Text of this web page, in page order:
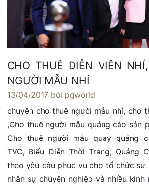
CHO THUÊ DIỄN VIÊN
NGƯỜI MẪU NHÍ
13/04/2017 bởi pgworld
chuyên cho thuê người mẫu nhí, cho
,Cho thuê người mẫu quảng cáo sản
Cho thuê người mẫu quay quảng
TVC, Biểu Diễn Thời Trang, Quảng
theo yêu cầu phục vụ cho tổ chức sự
nhân sự chuyên nghiệp và nhiều kinh